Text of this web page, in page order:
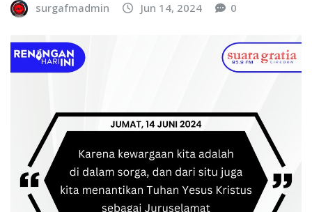
surgafmadmin Jun 14, 2024 0